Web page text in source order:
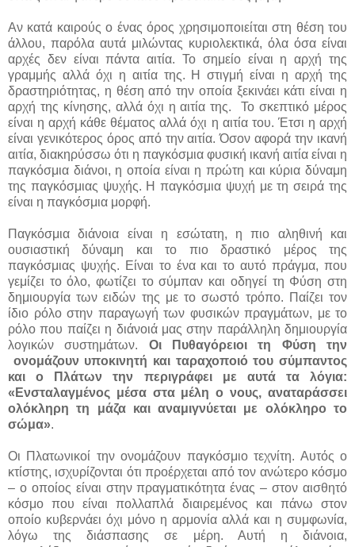
Αν κατά καιρούς ο ένας όρος χρησιμοποιείται στη θέση του
άλλου, παρόλα αυτά μιλώντας κυριολεκτικά, όλα όσα είναι
αρχές δεν είναι πάντα αιτία. Το σημείο είναι η αρχή της
γραμμής αλλά όχι η αιτία της. Η στιγμή είναι η αρχή της
δραστηριότητας, η θέση από την οποία ξεκινάει κάτι είναι η
αρχή της κίνησης, αλλά όχι η αιτία της. Το σκεπτικό μέρος
είναι η αρχή κάθε θέματος αλλά όχι η αιτία του. Έτσι η αρχή
είναι γενικότερος όρος από την αιτία. Όσον αφορά την ικανή
αιτία, διακηρύσσω ότι η παγκόσμια φυσική ικανή αιτία είναι η
παγκόσμια διάνοι, η οποία είναι η πρώτη και κύρια δύναμη
της παγκόσμιας ψυχής. Η παγκόσμια ψυχή με τη σειρά της
είναι η παγκόσμια μορφή.
Παγκόσμια διάνοια είναι η εσώτατη, η πιο αληθινή και
ουσιαστική δύναμη και το πιο δραστικό μέρος της
παγκόσμιας ψυχής. Είναι το ένα και το αυτό πράγμα, που
γεμίζει το όλο, φωτίζει το σύμπαν και οδηγεί τη Φύση στη
δημιουργία των ειδών της με το σωστό τρόπο. Παίζει τον
ίδιο ρόλο στην παραγωγή των φυσικών πραγμάτων, με το
ρόλο που παίζει η διάνοιά μας στην παράλληλη δημιουργία
λογικών συστημάτων. Οι Πυθαγόρειοι τη Φύση την
ονομάζουν υποκινητή και ταραχοποιό του σύμπαντος
και ο Πλάτων την περιγράφει με αυτά τα λόγια:
«Ενσταλαγμένος μέσα στα μέλη ο νους, αναταράσσει
ολόκληρη τη μάζα και αναμιγνύεται με ολόκληρο το
σώμα».
Οι Πλατωνικοί την ονομάζουν παγκόσμιο τεχνίτη. Αυτός ο
κτίστης, ισχυρίζονται ότι προέρχεται από τον ανώτερο κόσμο
– ο οποίος είναι στην πραγματικότητα ένας – στον αισθητό
κόσμο που είναι πολλαπλά διαιρεμένος και πάνω στον
οποίο κυβερνάει όχι μόνο η αρμονία αλλά και η συμφωνία,
λόγω της διάσπασης σε μέρη. Αυτή η διάνοια,